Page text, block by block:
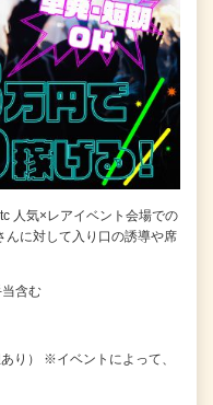
人気×レアイベント会場での
んに対して入り口の誘導や席
含む
り） ※イベントによって、